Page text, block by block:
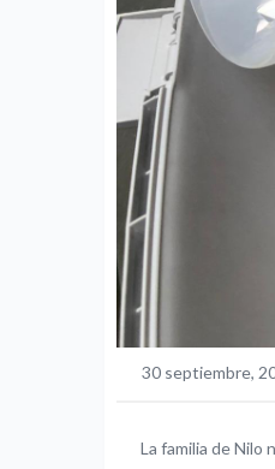
30 septiembre,
La familia de Nilo